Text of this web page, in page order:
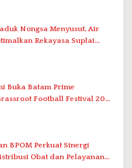
Nongsa Menyusut, Air
Rekayasa Suplai
Buka Batam Prime
Football Festival 2026
Abdul Jamal
BPOM Perkuat Sinergi
Obat dan Pelayanan